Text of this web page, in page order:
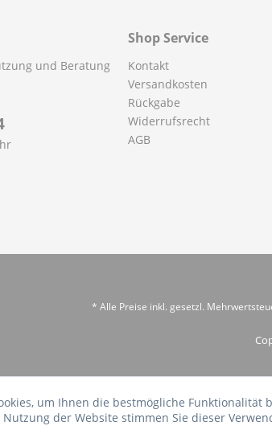
und Beratung
Shop Service
Kontakt
Versandkosten
Rückgabe
Widerrufsrecht
AGB
* Alle Preise inkl. gesetzl.
um Ihnen die bestmögliche
der Website stimmen Sie dieser